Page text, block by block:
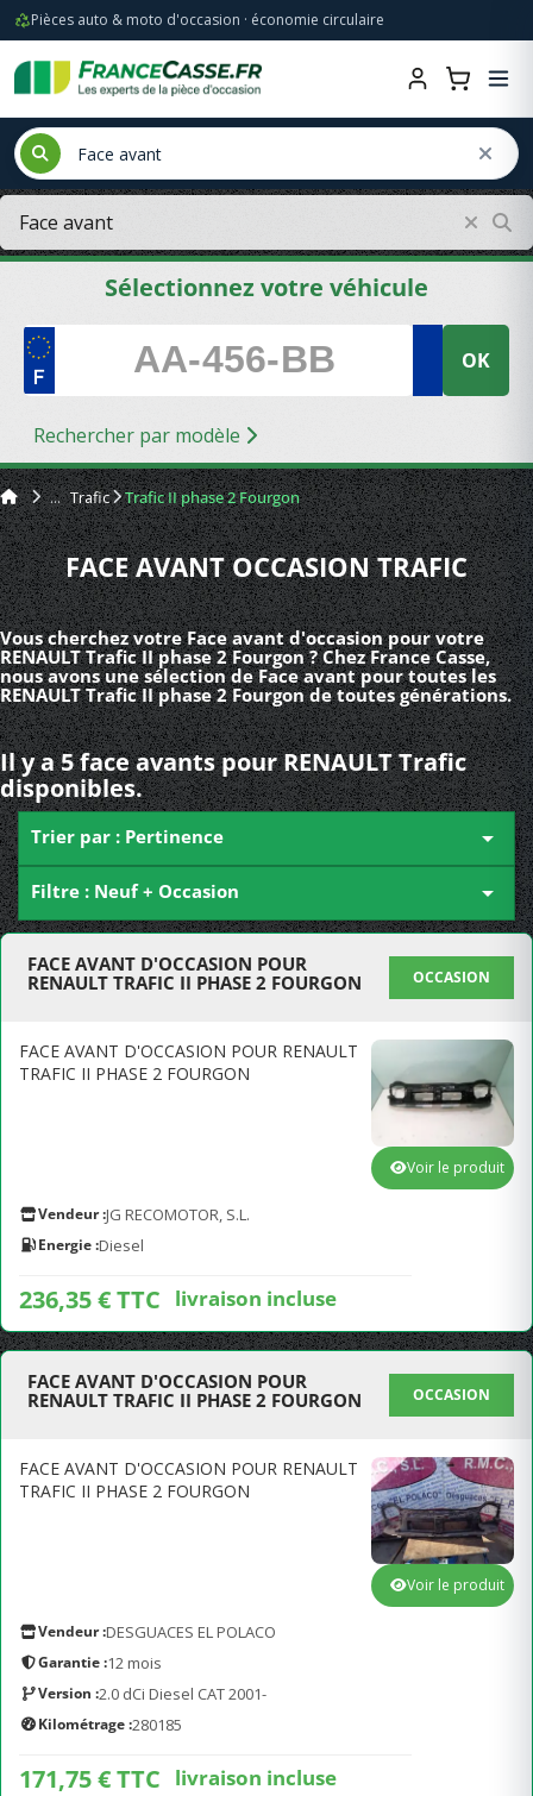
Pièces auto & moto d'occasion · économie circulaire
Sélectionnez votre véhicule
OK
Rechercher par modèle
Trafic Trafic II phase 2 Fourgon
FACE AVANT OCCASION TRAFIC
Vous cherchez votre Face avant d'occasion pour votre
RENAULT Trafic II phase 2 Fourgon ? Chez France Casse,
nous avons une sélection de Face avant pour toutes les
RENAULT Trafic II phase 2 Fourgon de toutes générations.
Il y a 5 face avants pour RENAULT Trafic
disponibles.
Trier par : Pertinence 
Filtre : Neuf + Occasion 
FACE AVANT D'OCCASION POUR
RENAULT TRAFIC II PHASE 2 FOURGON
OCCASION
FACE AVANT D'OCCASION POUR RENAULT
TRAFIC II PHASE 2 FOURGON
Vendeur :JG RECOMOTOR, S.L.
Energie :Diesel
236,35 € TTC livraison incluse
Voir le produit
FACE AVANT D'OCCASION POUR
RENAULT TRAFIC II PHASE 2 FOURGON
OCCASION
FACE AVANT D'OCCASION POUR RENAULT
TRAFIC II PHASE 2 FOURGON
Vendeur :DESGUACES EL POLACO
Garantie :12 mois
Version :2.0 dCi Diesel CAT 2001-
Kilométrage :280185
171,75 € TTC livraison incluse
Voir le produit